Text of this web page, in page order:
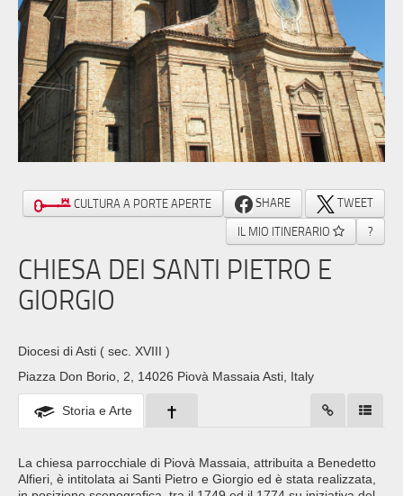
CULTURA A PORTE APERTE SHARE
TWEET
IL MIO ITINERARIO
?
CHIESA DEI SANTI PIETRO E
GIORGIO
Diocesi di Asti ( sec. XVIII )
Piazza Don Borio, 2, 14026 Piovà Massaia Asti, Italy
Storia e Arte
La chiesa parrocchiale di Piovà Massaia, attribuita a Benedetto
Alfieri, è intitolata ai Santi Pietro e Giorgio ed è stata realizzata,